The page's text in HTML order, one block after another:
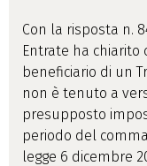
Con la risposta n.
Entrate ha chiarito
beneficiario di un
non è tenuto a
presupposto
periodo del
legge 6 dicembre